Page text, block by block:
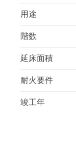
用途
階数
延床面積
耐火要件
竣工年